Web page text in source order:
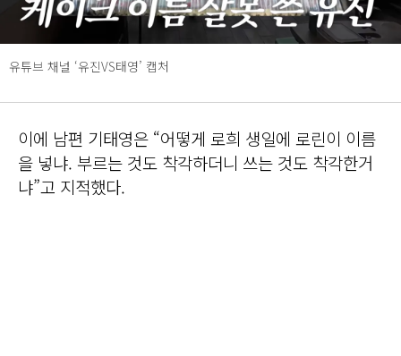
유튜브 채널 ‘유진VS태영’ 캡처
이에 남편 기태영은 “어떻게 로희 생일에 로린이 이름
을 넣냐. 부르는 것도 착각하더니 쓰는 것도 착각한거
냐”고 지적했다.